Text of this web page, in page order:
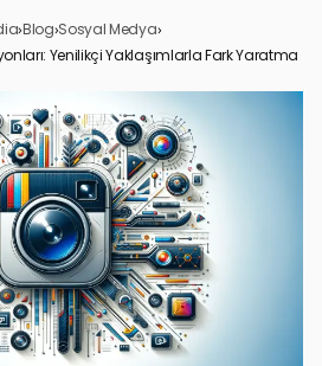
›Blog›Sosyal Medya›
Yenilikçi Yaklaşımlarla Fark Yaratma
Evrimi
Önemi
Görsel ve İçerik
Hedefleme Teknikleri
Bütçe ve ROI Optimizasyonu
Etkileşim ve Dönüşüm
Beklentiler
Geleceği
Dair Sıkça Sorulan Sorular